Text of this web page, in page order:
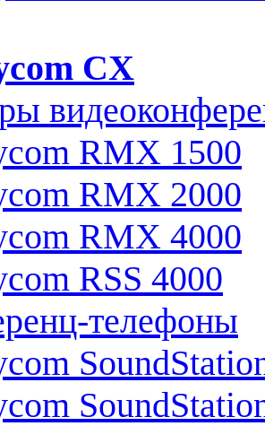
CX
RMX 1500
RMX 2000
RMX 4000
RSS 4000
телефоны